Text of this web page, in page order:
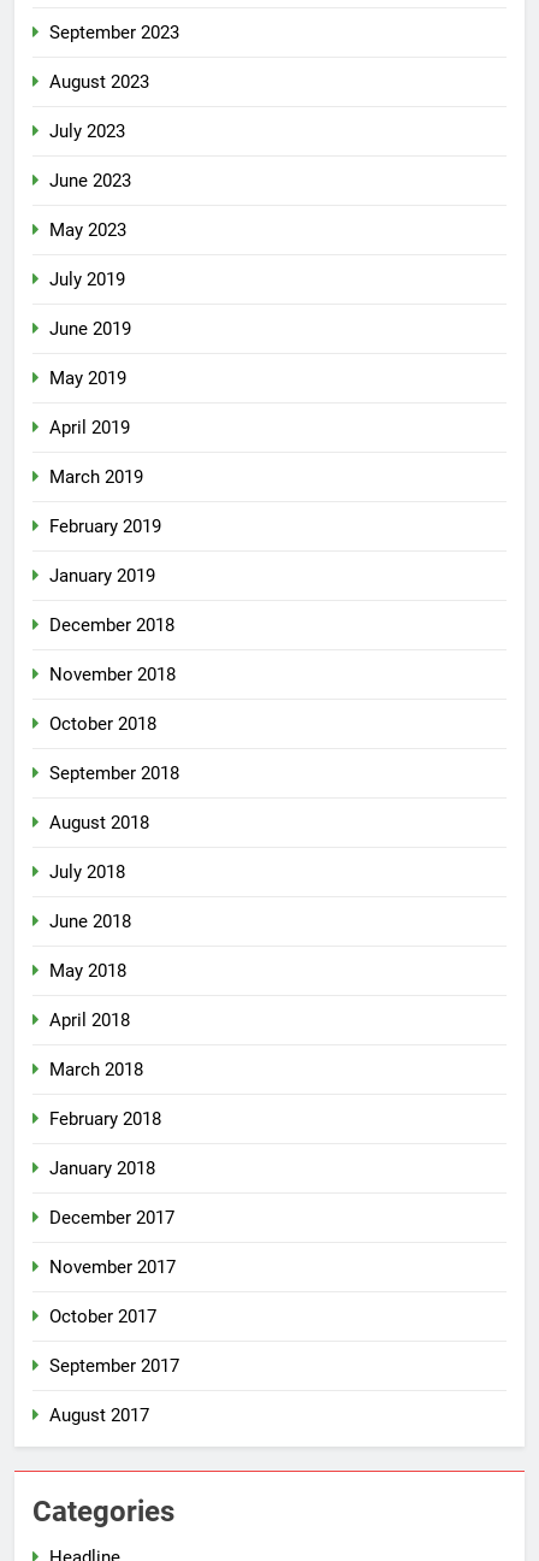
September 2023
August 2023
July 2023
June 2023
May 2023
July 2019
June 2019
May 2019
April 2019
March 2019
February 2019
January 2019
December 2018
November 2018
October 2018
September 2018
August 2018
July 2018
June 2018
May 2018
April 2018
March 2018
February 2018
January 2018
December 2017
November 2017
October 2017
September 2017
August 2017
Categories